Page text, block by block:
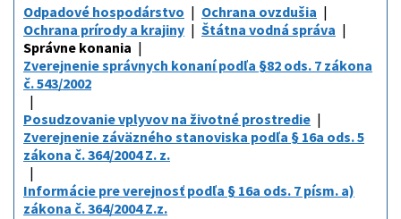
Odpadové hospodárstvo
Ochrana ovzdušia
Ochrana prírody a krajiny
Štátna vodná správa
Správne konania
Zverejnenie správnych konaní podľa §82 ods. 7 zákona
č. 543/2002
Posudzovanie vplyvov na životné prostredie
Zverejnenie záväzného stanoviska podľa § 16a ods. 5
zákona č. 364/2004 Z. z.
Informácie pre verejnosť podľa § 16a ods. 7 písm. a)
zákona č. 364/2004 Z.z.